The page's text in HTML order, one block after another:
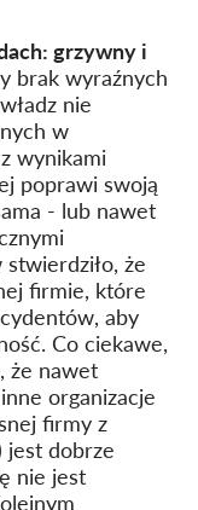
grzywny i
brak wyraźnych
nie
w
wynikami
poprawi swoją
- lub nawet
że
firmie, które
aby
Co ciekawe,
że nawet
organizacje
firmy z
jest dobrze
nie jest